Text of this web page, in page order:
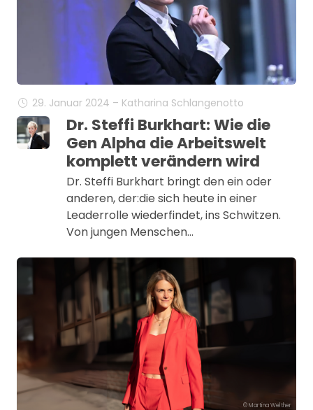
29. Januar 2024 – Katharina Schlangenotto
Dr. Steffi Burkhart: Wie die
Gen Alpha die Arbeitswelt
komplett verändern wird
Dr. Steffi Burkhart bringt den ein oder
anderen, der:die sich heute in einer
Leaderrolle wiederfindet, ins Schwitzen.
Von jungen Menschen…
© Martina Welther